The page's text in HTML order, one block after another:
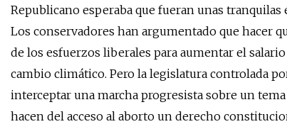
Republicano esperaba que fueran unas
Los conservadores han argumentado que hacer
de los esfuerzos liberales para aumentar el
cambio climático. Pero la legislatura controlada
interceptar una marcha progresista sobre un
hacen del acceso al aborto un derecho